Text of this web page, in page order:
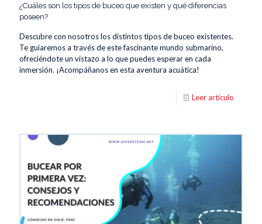
¿Cuáles son los tipos de buceo que existen y qué diferencias
poseen?
Descubre con nosotros los distintos tipos de buceo existentes.
Te guiaremos a través de este fascinante mundo submarino,
ofreciéndote un vistazo a lo que puedes esperar en cada
inmersión. ¡Acompáñanos en esta aventura acuática!
Leer artículo